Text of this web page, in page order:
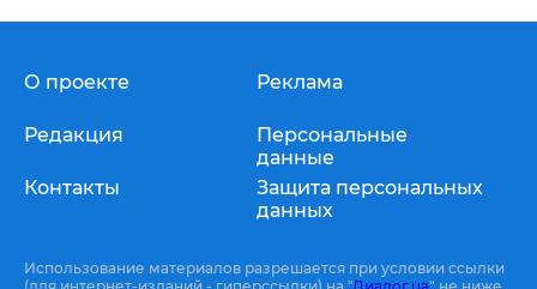
О проекте
Редакция
Контакты
Реклама
Персональные
данные
Защита персональных
данных
Использование материалов разрешается при условии ссылки